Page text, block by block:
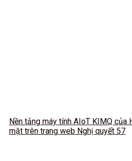
Nền tảng máy tính AIoT KIMQ của
mặt trên trang web Nghị quyết 57